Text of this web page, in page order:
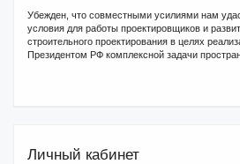
Убежден, что совместными усилиями нам
условия для работы проектировщиков и
строительного проектирования в целях
Президентом РФ комплексной задачи
Личный кабинет